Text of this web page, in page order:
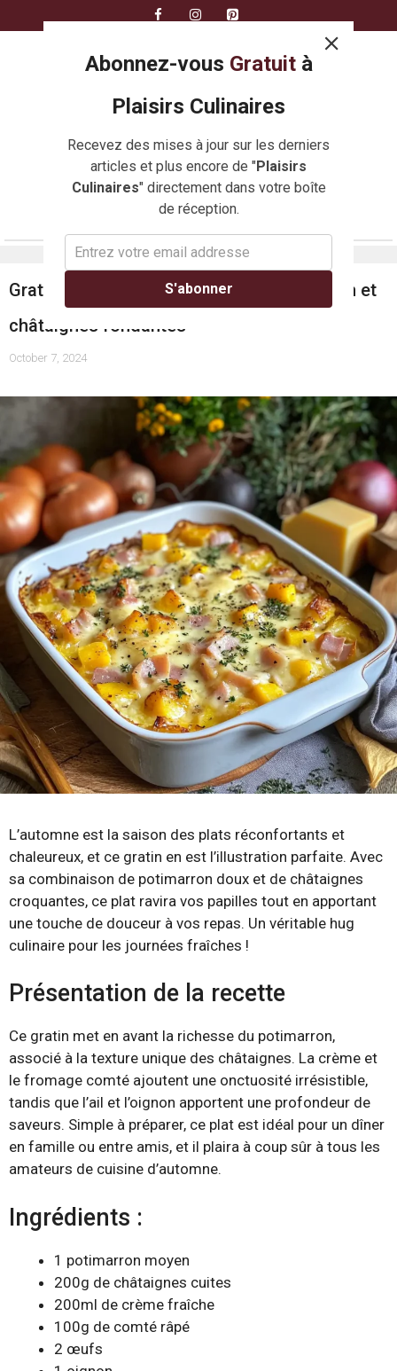
to
Gratin d’automne réconfortant : Potimarron et
châtaignes fondantes
October 7, 2024
L’automne est la saison des plats réconfortants et
chaleureux, et ce gratin en est l’illustration parfaite. Avec
sa combinaison de potimarron doux et de châtaignes
croquantes, ce plat ravira vos papilles tout en apportant
une touche de douceur à vos repas. Un véritable hug
culinaire pour les journées fraîches !
Présentation de la recette
Ce gratin met en avant la richesse du potimarron,
associé à la texture unique des châtaignes. La crème et
le fromage comté ajoutent une onctuosité irrésistible,
tandis que l’ail et l’oignon apportent une profondeur de
saveurs. Simple à préparer, ce plat est idéal pour un dîner
en famille ou entre amis, et il plaira à coup sûr à tous les
amateurs de cuisine d’automne.
Ingrédients :
1 potimarron moyen
200g de châtaignes cuites
200ml de crème fraîche
100g de comté râpé
2 œufs
Abonnez-vous Gratuit à
Plaisirs Culinaires
Recevez des mises à jour sur les derniers
articles et plus encore de "Plaisirs
Culinaires" directement dans votre boîte
de réception.
S'abonner